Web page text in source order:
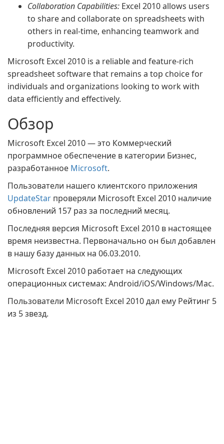
Collaboration Capabilities: Excel 2010 allows users
to share and collaborate on spreadsheets with
others in real-time, enhancing teamwork and
productivity.
Microsoft Excel 2010 is a reliable and feature-rich
spreadsheet software that remains a top choice for
individuals and organizations looking to work with
data efficiently and effectively.
Обзор
Microsoft Excel 2010 — это Коммерческий
программное обеспечение в категории Бизнес,
разработанное Microsoft.
Пользователи нашего клиентского приложения
UpdateStar проверяли Microsoft Excel 2010 наличие
обновлений 157 раз за последний месяц.
Последняя версия Microsoft Excel 2010 в настоящее
время неизвестна. Первоначально он был добавлен
в нашу базу данных на 06.03.2010.
Microsoft Excel 2010 работает на следующих
операционных системах: Android/iOS/Windows/Mac.
Пользователи Microsoft Excel 2010 дал ему Рейтинг 5
из 5 звезд.